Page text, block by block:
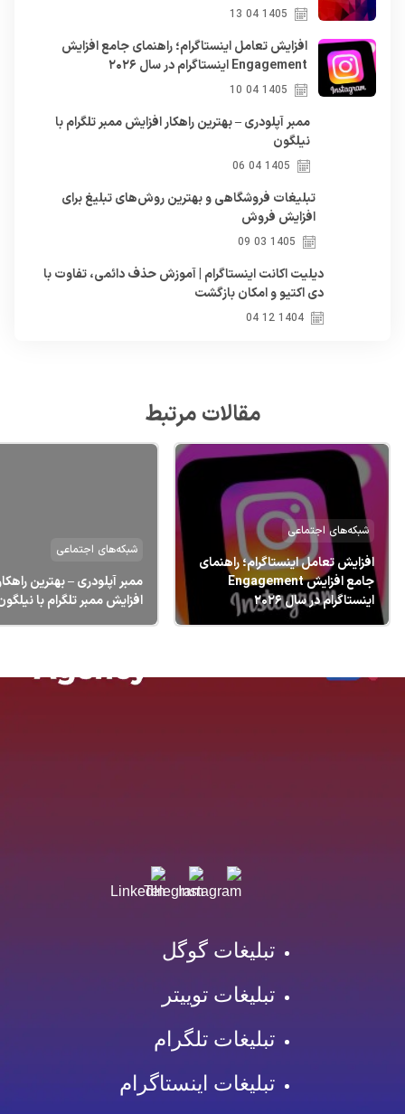
1405 04 13
افزایش تعامل اینستاگرام؛ راهنمای جامع افزایش
Engagement اینستاگرام در سال ۲۰۲۶
1405 04 10
ممبر آپلودری – بهترین راهکار افزایش ممبر تلگرام با
نیلگون
1405 04 06
تبلیغات فروشگاهی و بهترین روش‌های تبلیغ برای
افزایش فروش
1405 03 09
دیلیت اکانت اینستاگرام | آموزش حذف دائمی، تفاوت با
دی اکتیو و امکان بازگشت
1404 12 04
مقالات مرتبط
شبکه‌های اجتماعی
افزایش تعامل اینستاگرام؛ راهنمای
جامع افزایش Engagement
اینستاگرام در سال ۲۰۲۶
شبکه‌های اجتماعی
ممبر آپلودری – بهترین
افزایش ممبر تلگرام با
تبلیغات گوگل
تبلیغات توییتر
تبلیغات تلگرام
تبلیغات اینستاگرام